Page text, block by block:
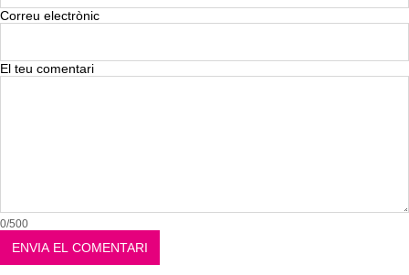
Correu electrònic
El teu comentari
0/500